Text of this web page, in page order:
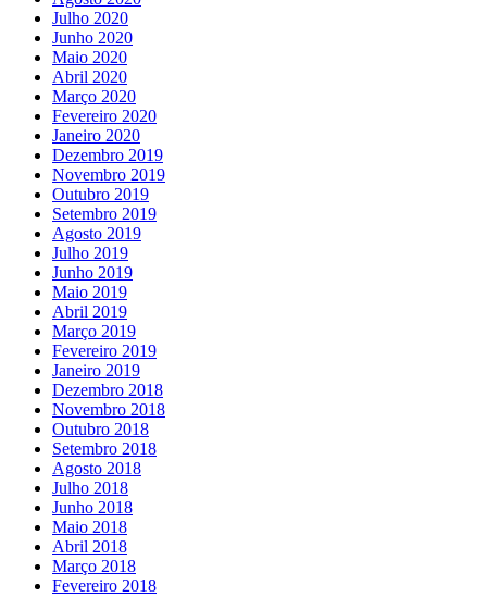
Julho 2020
Junho 2020
Maio 2020
Abril 2020
Março 2020
Fevereiro 2020
Janeiro 2020
Dezembro 2019
Novembro 2019
Outubro 2019
Setembro 2019
Agosto 2019
Julho 2019
Junho 2019
Maio 2019
Abril 2019
Março 2019
Fevereiro 2019
Janeiro 2019
Dezembro 2018
Novembro 2018
Outubro 2018
Setembro 2018
Agosto 2018
Julho 2018
Junho 2018
Maio 2018
Abril 2018
Março 2018
Fevereiro 2018